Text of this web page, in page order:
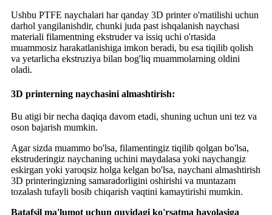
Ushbu PTFE naychalari har qanday 3D printer o'rnatilishi uchun
darhol yangilanishdir, chunki juda past ishqalanish naychasi
materiali filamentning ekstruder va issiq uchi o'rtasida
muammosiz harakatlanishiga imkon beradi, bu esa tiqilib qolish
va yetarlicha ekstruziya bilan bog'liq muammolarning oldini
oladi.
3D printerning naychasini almashtirish:
Bu atigi bir necha daqiqa davom etadi, shuning uchun uni tez va
oson bajarish mumkin.
Agar sizda muammo bo'lsa, filamentingiz tiqilib qolgan bo'lsa,
ekstruderingiz naychaning uchini maydalasa yoki naychangiz
eskirgan yoki yaroqsiz holga kelgan bo'lsa, naychani almashtirish
3D printeringizning samaradorligini oshirishi va muntazam
tozalash tufayli bosib chiqarish vaqtini kamaytirishi mumkin.
Batafsil ma'lumot uchun quyidagi ko'rsatma havolasiga